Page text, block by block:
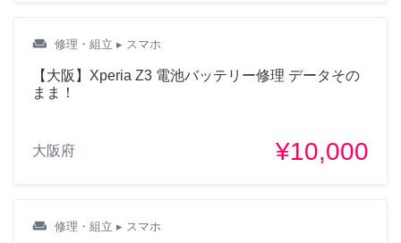
weekend 修理・組立 ▸ スマホ
【大阪】Xperia Z3 電池バッテリー修理 データその
まま！
大阪府 ¥10,000
weekend 修理・組立 ▸ スマホ